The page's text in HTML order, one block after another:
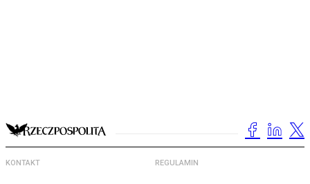
KONTAKT REGULAMIN